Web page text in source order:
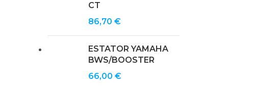
CT
86,70 €
ESTATOR YAMAHA
BWS/BOOSTER
66,00 €